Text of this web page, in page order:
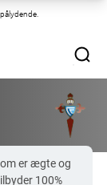
er ægte og
100%